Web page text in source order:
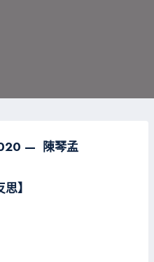
— 陳琴孟
】